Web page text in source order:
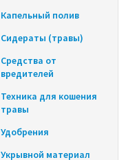
Капельный полив
Сидераты (травы)
Средства от
вредителей
Техника для кошения
травы
Удобрения
Укрывной материал